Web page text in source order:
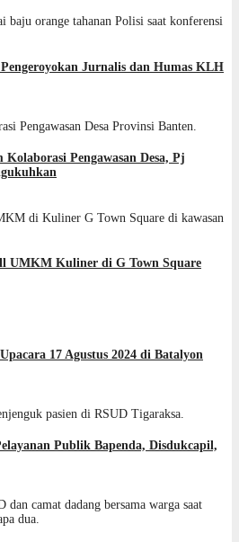
Jurnalis dan Humas KLH
Pengawasan Desa, Pj
UMKM Kuliner di G Town Square
17 Agustus 2024 di Batalyon
Publik Bapenda, Disdukcapil,